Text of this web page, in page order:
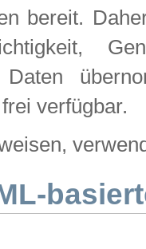
bereit.
Daten
frei verfügbar.